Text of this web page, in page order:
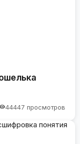
44447 просмотров